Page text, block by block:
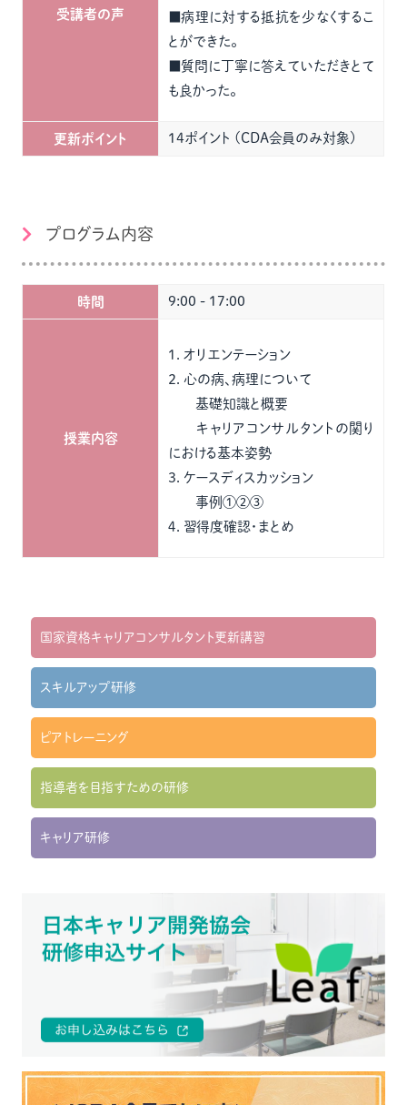
受講者の声
■病理に対する抵抗を少なくするこ
とができた。
■質問に丁寧に答えていただきとて
も良かった。
更新ポイント 14ポイント (CDA会員のみ対象)
プログラム内容
時間 9:00 - 17:00
授業内容
１．オリエンテーション
２．心の病、病理について
基礎知識と概要
キャリアコンサルタントの関り
における基本姿勢
３．ケースディスカッション
事例①②③
４．習得度確認・まとめ
国家資格キャリアコンサルタント更新講習
スキルアップ研修
ピアトレーニング
指導者を目指すための研修
キャリア研修